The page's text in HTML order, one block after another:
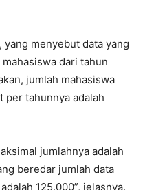
menyebut data yang
dari tahun
jumlah mahasiswa
per tahunnya adalah
jumlahnya adalah
beredar jumlah data
125.000”, jelasnya.